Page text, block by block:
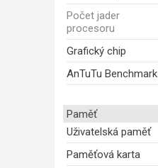
Počet jader
procesoru
Grafický chip
AnTuTu Benchmark
Paměť
Uživatelská paměť
Paměťová karta